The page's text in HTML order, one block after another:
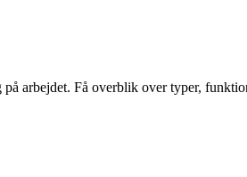
arbejdet. Få overblik over typer,